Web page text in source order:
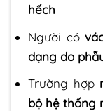
hếch
Người có
dạng do
Trường hợp
bộ hệ thống